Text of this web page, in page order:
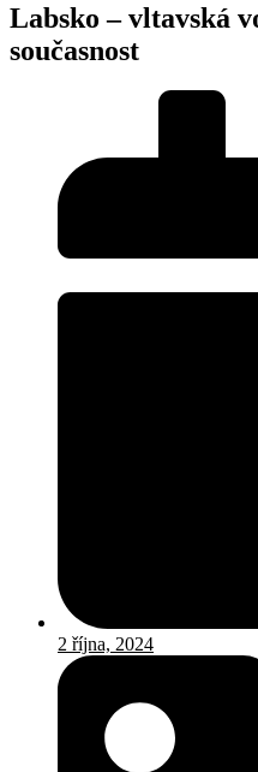
Labsko – vltavská
současnost
2 října, 2024